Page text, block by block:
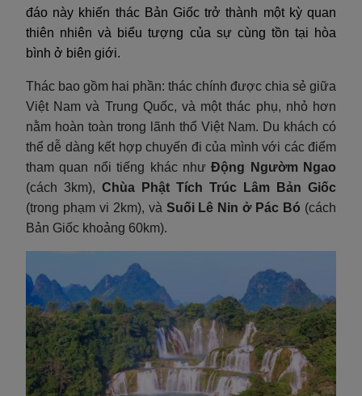
đáo này khiến thác Bản Giốc trở thành một kỳ quan
thiên nhiên và biểu tượng của sự cùng tồn tại hòa
bình ở biên giới.
Thác bao gồm hai phần: thác chính được chia sẻ giữa
Việt Nam và Trung Quốc, và một thác phụ, nhỏ hơn
nằm hoàn toàn trong lãnh thổ Việt Nam. Du khách có
thể dễ dàng kết hợp chuyến đi của mình với các điểm
tham quan nổi tiếng khác nhưĐộng Ngườm Ngao
(cách 3km), Chùa Phật Tích Trúc Lâm Bản Giốc
(trong phạm vi 2km), và Suối Lê Nin ở Pác Bó (cách
Bản Giốc khoảng 60km).